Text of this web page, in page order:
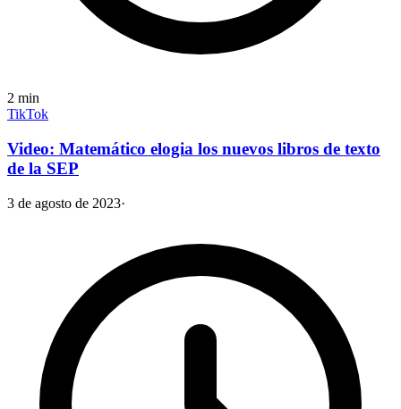
2 min
TikTok
Video: Matemático elogia los nuevos libros de texto
de la SEP
3 de agosto de 2023·